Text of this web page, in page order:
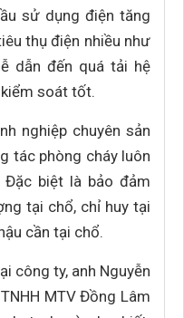
sử dụng điện tăng
thụ điện nhiều như
dẫn đến quá tải hệ
soát tốt.
nghiệp chuyên sản
tác phòng cháy luôn
biệt là bảo đảm
tại chổ, chỉ huy tại
cần tại chổ.
công ty, anh Nguyễn
MTV Đồng Lâm